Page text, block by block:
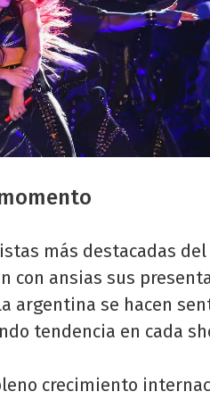
más destacadas
con ansias sus
argentina se hacen
tendencia en cada
crecimiento